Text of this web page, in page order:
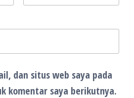
dan situs web saya pada
komentar saya berikutnya.